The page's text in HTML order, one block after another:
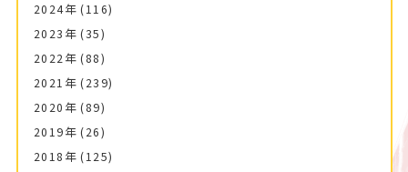
2024年 (116)
2023年 (35)
2022年 (88)
2021年 (239)
2020年 (89)
2019年 (26)
2018年 (125)